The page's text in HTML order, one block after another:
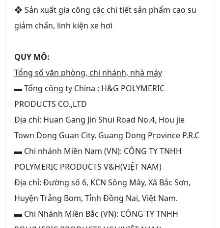
❖ Sản xuất gia công các chi tiết sản phẩm cao su
giảm chấn, linh kiện xe hơi
QUY MÔ:
Tổng số văn phòng, chi nhánh, nhà máy
▬ Tổng công ty China : H&G POLYMERIC
PRODUCTS CO.,LTD
Địa chỉ: Huan Gang Jin Shui Road No.4, Hou jie
Town Dong Guan City, Guang Dong Province P.R.C
▬ Chi nhánh Miền Nam (VN): CÔNG TY TNHH
POLYMERIC PRODUCTS V&H(VIỆT NAM)
Địa chỉ: Đường số 6, KCN Sông Mây, Xã Bắc Sơn,
Huyện Trảng Bom, Tỉnh Đồng Nai, Việt Nam.
▬ Chi Nhánh Miền Bắc (VN): CÔNG TY TNHH